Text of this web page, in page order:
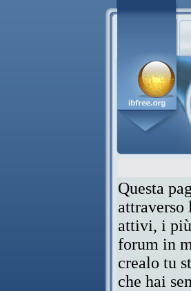
Questa
attraverso
attivi, i
forum in
crealo tu
che hai